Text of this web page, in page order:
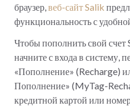
браузер, веб-сайт Salik
функциональность с
Чтобы пополнить свой счет
начните с входа в систему,
«Пополнение» (Recharge)
Пополнение» (MyTag-
кредитной картой или